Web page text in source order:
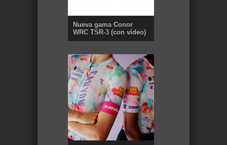
Nueva gama Conor
WRC TSR-3 (con vídeo)